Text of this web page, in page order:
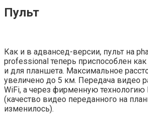
Пульт
Как и в адвансед-версии, пульт на
professional теперь приспособлен
и для планшета. Максимальное
увеличено до 5 км. Передача видео
WiFi, а через фирменную технологию
(качество видео переданного на
изменилось).